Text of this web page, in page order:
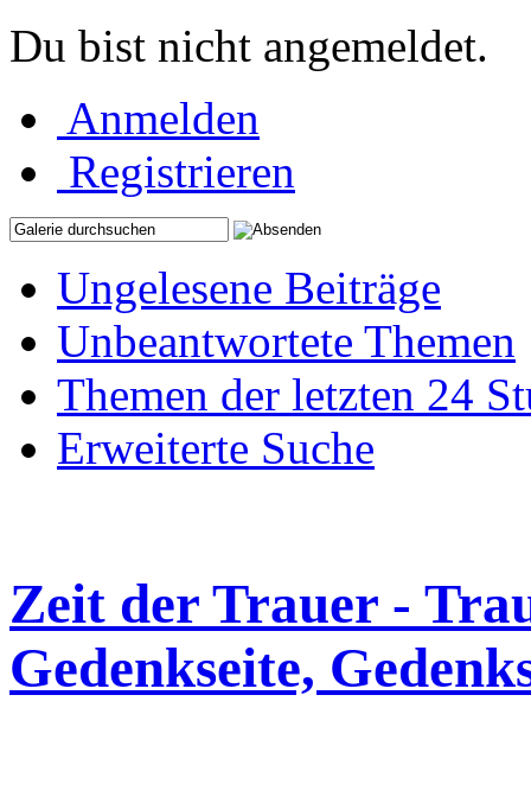
Du bist nicht angemeldet.
Anmelden
Registrieren
Ungelesene Beiträge
Unbeantwortete Themen
Themen der letzten 24
Erweiterte Suche
Zeit der Trauer -
Gedenkseite,